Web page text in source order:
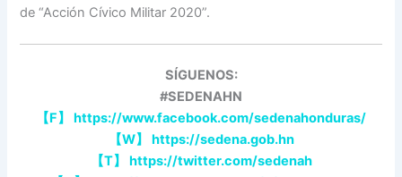
de “Acción Cívico Militar 2020”.
SÍGUENOS:
#SEDENAHN
【F】
https://www.facebook.com/sedenahonduras/
【W】
https://sedena.gob.hn
【T】
https://twitter.com/sedenah